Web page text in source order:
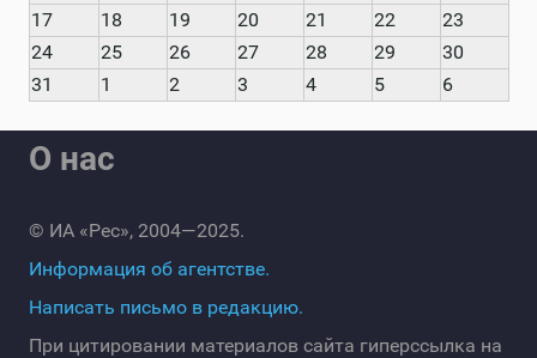
17
18 19 20 21 22
23
24
25 26 27 28 29
30
31
1 2 3 4 5 6
О нас
© ИА «Рес», 2004—2025.
Информация об агентстве.
Написать письмо в редакцию.
При цитировании материалов сайта гиперссылка на